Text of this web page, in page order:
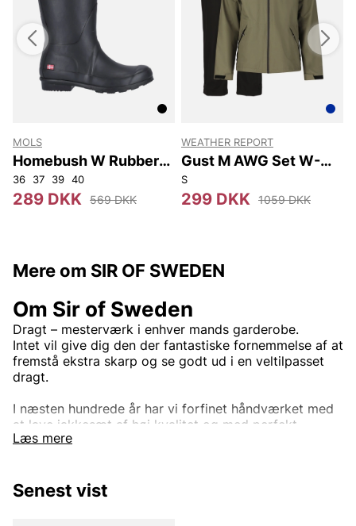
MOLS
Homebush W Rubber
Boot
36 37 39 40
289 DKK 569 DKK
WEATHER REPORT
Gust M AWG Set W-
Pro 10000
S
299 DKK 1059 DKK
Mere om SIR OF SWEDEN
Læs mere
Om Sir of Sweden
Dragt – mesterværk i enhver mands garderobe.
Intet vil give dig den der fantastiske fornemmelse af at
fremstå ekstra skarp og se godt ud i en veltilpasset
dragt.
I næsten hundrede år har vi forfinet håndværket med
at lave jakkesæt af høj kvalitet og med perfekt
pasform. Ved at arbejde med stoffer fra nogle af
vil vores jakkesæt ikke skuffe dig. Vi har jakkesæt til
Senest vist